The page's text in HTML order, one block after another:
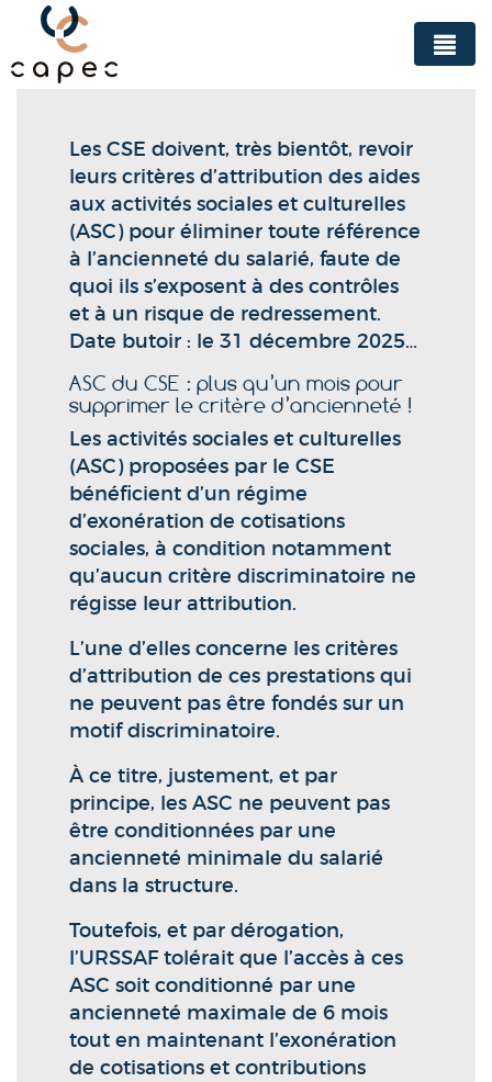
Panneau de gestion des cookies
Les CSE doivent, très bientôt, revoir
leurs critères d’attribution des aides
aux activités sociales et culturelles
(ASC) pour éliminer toute référence
à l’ancienneté du salarié, faute de
quoi ils s’exposent à des contrôles
et à un risque de redressement.
Date butoir : le 31 décembre 2025…
ASC du CSE : plus qu’un mois pour
supprimer le critère d’ancienneté !
Les activités sociales et culturelles
(ASC) proposées par le CSE
bénéficient d’un régime
d’exonération de cotisations
sociales, à condition notamment
qu’aucun critère discriminatoire ne
régisse leur attribution.
L’une d’elles concerne les critères
d’attribution de ces prestations qui
ne peuvent pas être fondés sur un
motif discriminatoire.
À ce titre, justement, et par
principe, les ASC ne peuvent pas
être conditionnées par une
ancienneté minimale du salarié
dans la structure.
Toutefois, et par dérogation,
l’URSSAF tolérait que l’accès à ces
ASC soit conditionné par une
ancienneté maximale de 6 mois
tout en maintenant l’exonération
de cotisations et contributions